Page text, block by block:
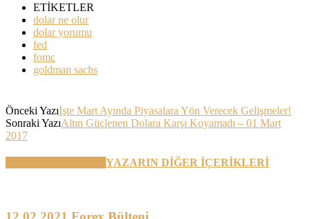
ETİKETLER
dolar ne olur
dolar yorumu
fed
fomc
goldman sachs
Önceki Yazıİşte Mart Ayında Piyasalara Yön Verecek Gelişmeler!
Sonraki YazıAltın Güçlenen Dolara Karşı Koyamadı – 01 Mart
2017
YAZARIN DİĞER İÇERİKLERİ